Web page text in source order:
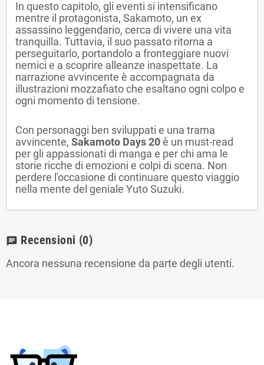
In questo capitolo, gli eventi si intensificano
mentre il protagonista, Sakamoto, un ex
assassino leggendario, cerca di vivere una vita
tranquilla. Tuttavia, il suo passato ritorna a
perseguitarlo, portandolo a fronteggiare nuovi
nemici e a scoprire alleanze inaspettate. La
narrazione avvincente è accompagnata da
illustrazioni mozzafiato che esaltano ogni colpo e
ogni momento di tensione.
Con personaggi ben sviluppati e una trama
avvincente, Sakamoto Days 20è un must-read
per gli appassionati di manga e per chi ama le
storie ricche di emozioni e colpi di scena. Non
perdere l'occasione di continuare questo viaggio
nella mente del geniale Yuto Suzuki.
chat Recensioni (0)
Ancora nessuna recensione da parte degli utenti.